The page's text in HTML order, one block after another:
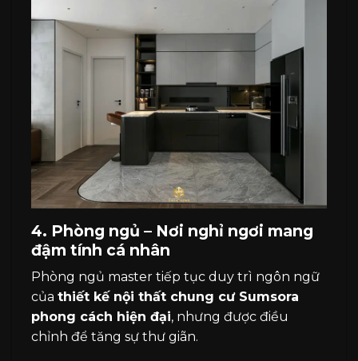
4. Phòng ngủ – Nơi nghỉ ngơi mang
đậm tính cá nhân
Phòng ngủ master tiếp tục duy trì ngôn ngữ
của thiết kế nội thất chung cư Sumsora
phong cách hiện đại, nhưng được điều
chỉnh để tăng sự thư giãn.